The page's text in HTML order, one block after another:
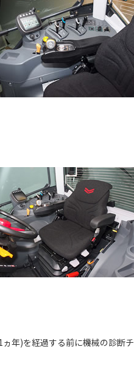
年)を経過する前に機械の診断チ